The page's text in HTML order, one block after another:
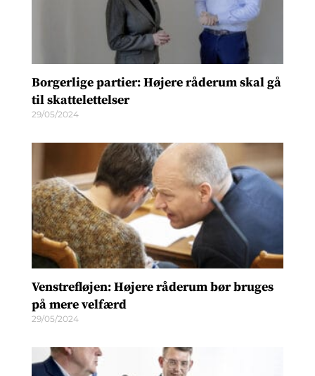
Borgerlige partier: Højere råderum skal gå
til skattelettelser
29/05/2024
Venstrefløjen: Højere råderum bør bruges
på mere velfærd
29/05/2024